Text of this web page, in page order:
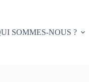
SOMMES-NOUS ?